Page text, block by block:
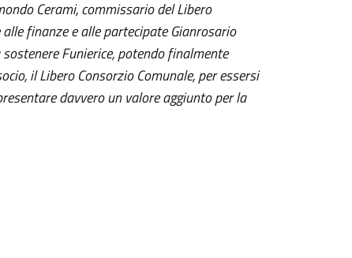
Cerami, commissario del Libero
finanze e alle partecipate Gianrosario
Funierice, potendo finalmente
il Libero Consorzio Comunale, per essersi
davvero un valore aggiunto per la